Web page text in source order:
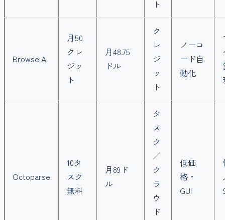
ト
Browse AI
月50
クレ
ジッ
ト
月48.75
ドル
ク
レ
ジ
ッ
ト
ノーコ
ード自
動化
Octoparse
10タ
スク
無料
月89ド
ル
タ
ス
ク
／
ク
ラ
ウ
ド
低価
格・
GUI